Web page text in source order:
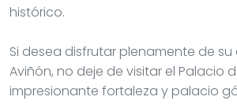
histórico.
Si desea disfrutar plenamente de
Aviñón, no deje de visitar el Palacio
impresionante fortaleza y palacio